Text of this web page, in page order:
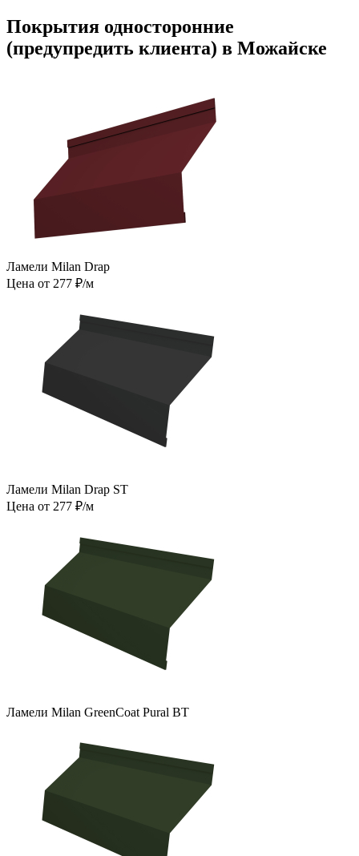
Покрытия односторонние
(предупредить клиента) в Можайске
Ламели Milan Drap
Цена от 277 ₽/м
Ламели Milan Drap ST
Цена от 277 ₽/м
Ламели Milan GreenCoat Pural BT